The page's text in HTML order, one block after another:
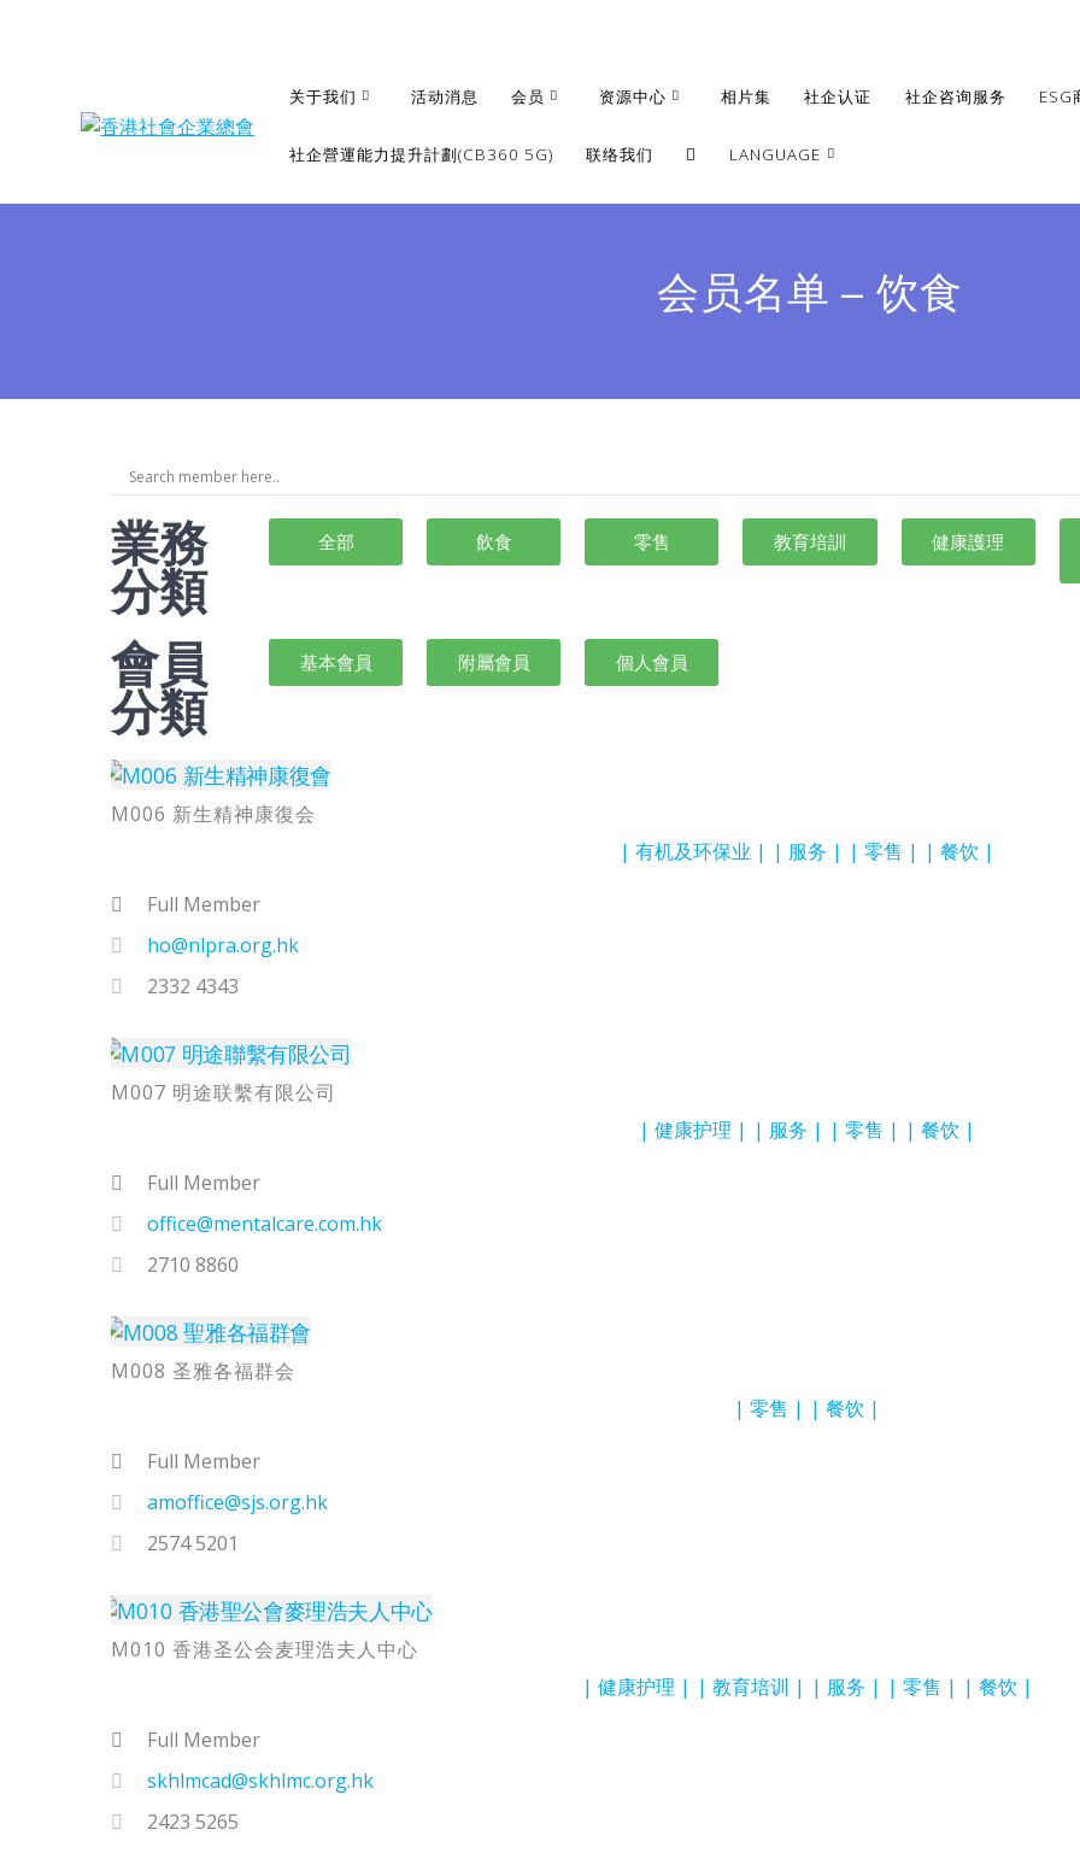
关于我们 活动消息 会员 资源中心 相片集 社企认证 社企咨询服务
社企營運能力提升計劃(CB360 5G) 联络我们 LANGUAGE
繁體
English
会员名单 – 饮食
業務
分類
全部 飲食 零售 教育培訓 健康護理
會員
分類
基本會員 附屬會員 個人會員
M006 新生精神康復会
有机及环保业
服务 零售
餐饮
Full Member
ho@nlpra.org.hk
2332 4343
M007 明途联繫有限公司
健康护理
服务 零售
餐饮
Full Member
office@mentalcare.com.hk
2710 8860
M008 圣雅各福群会
零售
餐饮
Full Member
amoffice@sjs.org.hk
2574 5201
M010 香港圣公会麦理浩夫人中心
健康护理
教育培训 服务 零售
餐饮
Full Member
skhlmcad@skhlmc.org.hk
2423 5265